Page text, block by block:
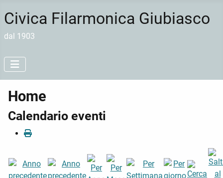
Civica Filarmonica Giubiasco
dal 1903
Home
Calendario eventi